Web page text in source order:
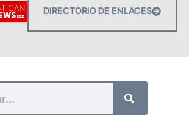
DIRECTORIO DE ENLACES